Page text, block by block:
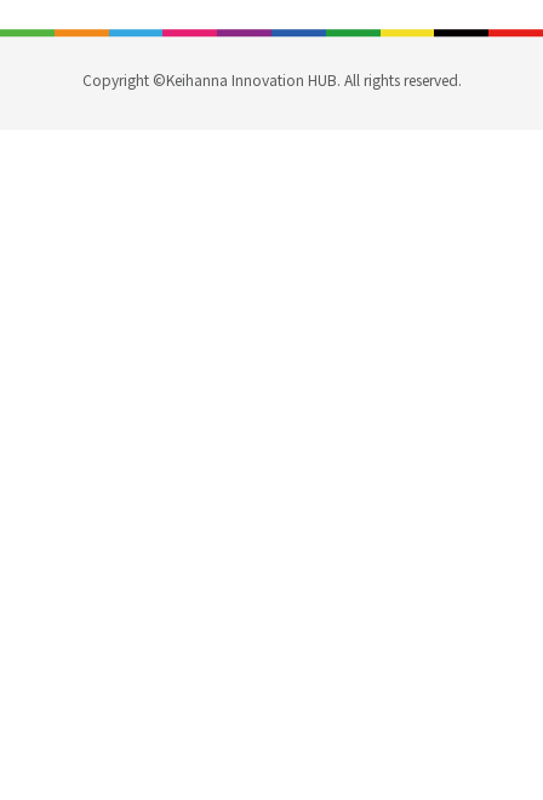
Copyright ©Keihanna Innovation HUB. All rights reserved.